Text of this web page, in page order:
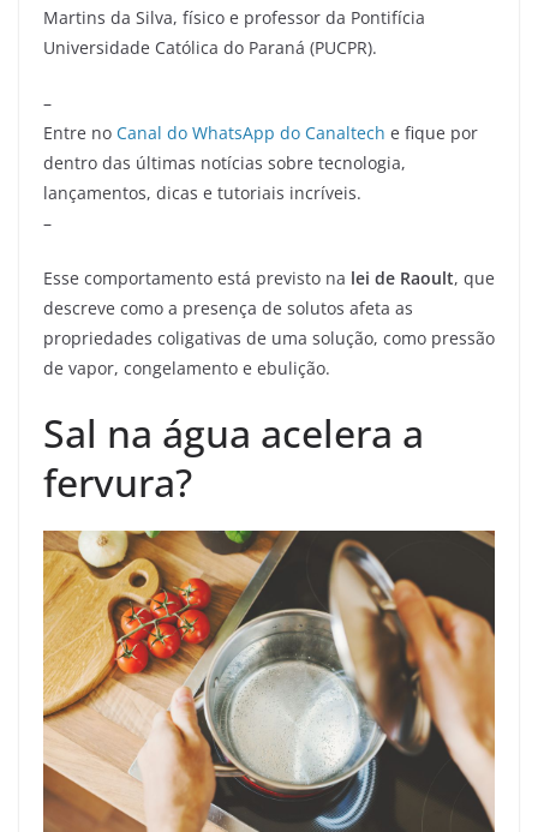
Martins da Silva, físico e professor da Pontifícia
Universidade Católica do Paraná (PUCPR).
–
Entre no Canal do WhatsApp do Canaltech e fique por
dentro das últimas notícias sobre tecnologia,
lançamentos, dicas e tutoriais incríveis.
–
Esse comportamento está previsto na lei de Raoult, que
descreve como a presença de solutos afeta as
propriedades coligativas de uma solução, como pressão
de vapor, congelamento e ebulição.
Sal na água acelera a
fervura?